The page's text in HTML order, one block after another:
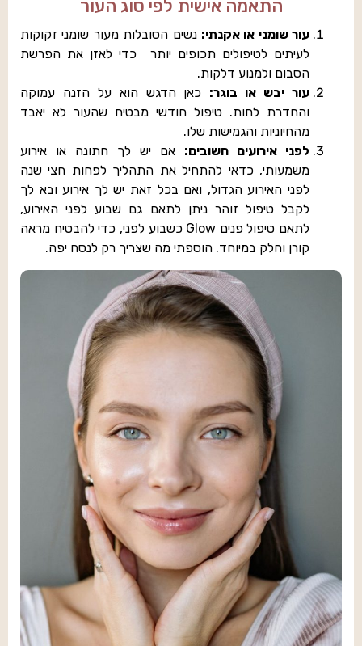
התאמה אישית לפי סוג העור
עור שומני או אקנתי: נשים הסובלות מעור שומני זקוקות
לעיתים לטיפולים תכופים יותר כדי לאזן את הפרשת
הסבום ולמנוע דלקות.
עור יבש או בוגר: כאן הדגש הוא על הזנה עמוקה
והחדרת לחות. טיפול חודשי מבטיח שהעור לא יאבד
מהחיוניות והגמישות שלו.
לפני אירועים חשובים:
אם יש לך חתונה או אירוע
משמעותי, כדאי להתחיל את התהליך לפחות חצי שנה
לפני האירוע הגדול, ואם בכל זאת יש לך אירוע ובא לך
לקבל טיפול זוהר ניתן לתאם גם שבוע לפני האירוע,
לתאם טיפול פנים Glow כשבוע לפני, כדי להבטיח מראה
קורן וחלק במיוחד. הוספתי מה שצריך רק לנסח יפה.